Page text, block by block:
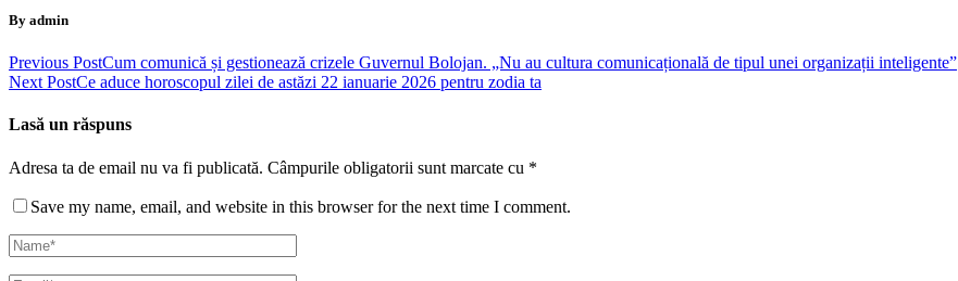
By admin
Previous PostCum comunică și gestionează crizele Guvernul Bolojan. „Nu au cultura comunicațională de tipul unei organizații inteligente”
Next PostCe aduce horoscopul zilei de astăzi 22 ianuarie 2026 pentru zodia ta
Lasă un răspuns
Adresa ta de email nu va fi publicată. Câmpurile obligatorii sunt marcate cu *
Save my name, email, and website in this browser for the next time I comment.